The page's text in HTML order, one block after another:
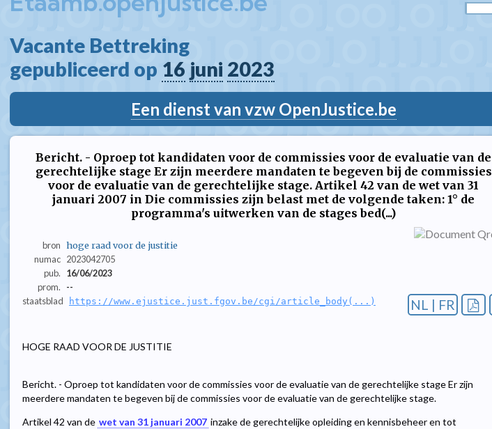
Vacante Bettreking
gepubliceerd op 16 juni 2023
Een dienst van vzw OpenJustice.be
Bericht. - Oproep tot kandidaten voor de commissies voor de evaluatie van de
gerechtelijke stage Er zijn meerdere mandaten te begeven bij de commissies
voor de evaluatie van de gerechtelijke stage. Artikel 42 van de wet van 31
januari 2007 in Die commissies zijn belast met de volgende taken: 1° de
programma's uitwerken van de stages bed(...)
bron hoge raad voor de justitie
numac 2023042705
pub.
16/06/2023
prom.
--
staatsblad
https://www.ejustice.just.fgov.be/cgi/article_body(...) NL | FR
HOGE RAAD VOOR DE JUSTITIE
Bericht. - Oproep tot kandidaten voor de commissies voor de evaluatie van de gerechtelijke stage Er zijn
meerdere mandaten te begeven bij de commissies voor de evaluatie van de gerechtelijke stage.
Artikel 42 van de wet van 31 januari 2007 inzake de gerechtelijke opleiding en kennisbeheer en tot